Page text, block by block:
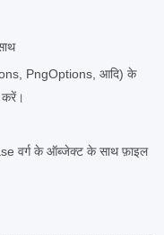
PngOptions, आदि) के
वर्ग के ऑब्जेक्ट के साथ फ़ाइल